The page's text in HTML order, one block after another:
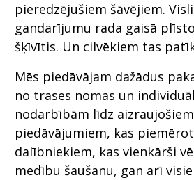
pieredzējušiem šāvējiem.
gandarījumu rada gaisā
šķīvītis. Un cilvēkiem tas
Mēs piedāvājam dažādus
no trases nomas un
nodarbībām līdz
piedāvājumiem, kas
dalībniekiem, kas vienkārši
medību šaušanu, gan arī